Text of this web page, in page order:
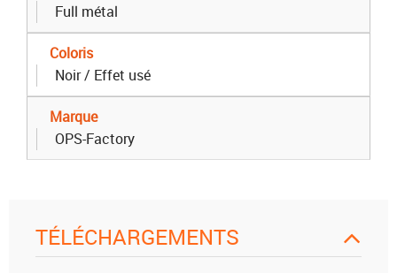
Full métal
Coloris
Noir / Effet usé
Marque
OPS-Factory
TÉLÉCHARGEMENTS